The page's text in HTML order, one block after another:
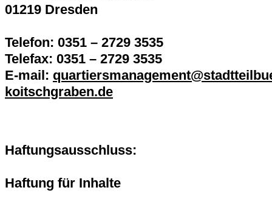
01219 Dresden
Telefon: 0351 – 2729 3535
Telefax: 0351 – 2729 3535
E-mail:
koitschgraben.de
Haftungsausschluss:
Haftung für Inhalte